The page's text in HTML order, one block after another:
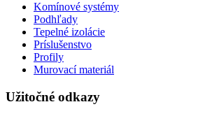
Komínové systémy
Podhľady
Tepelné izolácie
Príslušenstvo
Profily
Murovací materiál
Užitočné odkazy